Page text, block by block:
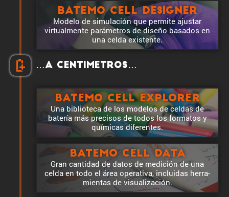
Batemo Cell Designer
Modelo de simula­ción que permite ajustar
virtual­mente paráme­tros de diseño basados en
una celda existente.
…a centi­me­tros…
Batemo Cell Explorer
Una biblio­teca de los modelos de celdas de
batería más precisos de todos los formatos y
químicas diferentes.
Batemo Cell Data
Gran cantidad de datos de medición de una
celda en todo el área opera­tiva, incluidas herra­
mientas de visualización.